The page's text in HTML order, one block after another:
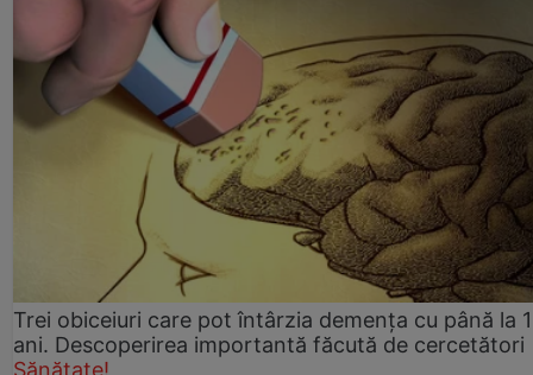
Trei obiceiuri care pot întârzia demența cu până la
ani. Descoperirea importantă făcută de cercetători
Sănătate!